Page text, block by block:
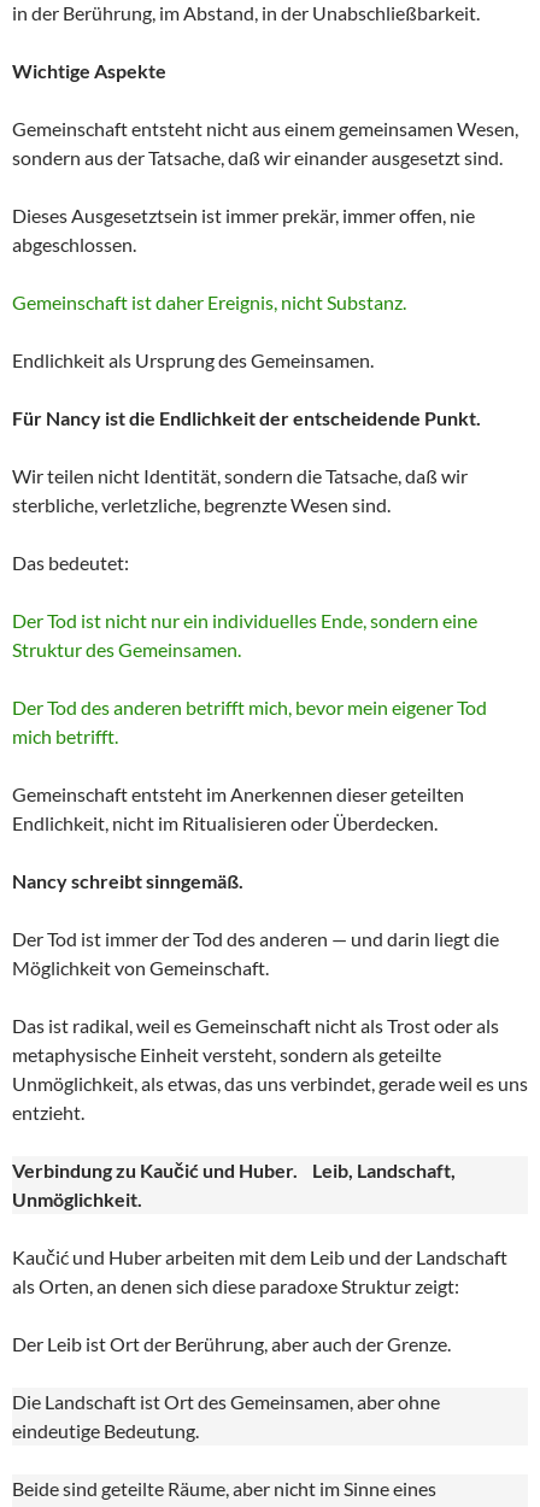
in der Berührung, im Abstand, in der Unabschließbarkeit.
Wichtige Aspekte
Gemeinschaft entsteht nicht aus einem gemeinsamen Wesen,
sondern aus der Tatsache, daß wir einander ausgesetzt sind.
Dieses Ausgesetztsein ist immer prekär, immer offen, nie
abgeschlossen.
Gemeinschaft ist daher Ereignis, nicht Substanz.
Endlichkeit als Ursprung des Gemeinsamen.
Für Nancy ist die Endlichkeit der entscheidende Punkt.
Wir teilen nicht Identität, sondern die Tatsache, daß wir
sterbliche, verletzliche, begrenzte Wesen sind.
Das bedeutet:
Der Tod ist nicht nur ein individuelles Ende, sondern eine
Struktur des Gemeinsamen.
Der Tod des anderen betrifft mich, bevor mein eigener Tod
mich betrifft.
Gemeinschaft entsteht im Anerkennen dieser geteilten
Endlichkeit, nicht im Ritualisieren oder Überdecken.
Nancy schreibt sinngemäß.
Der Tod ist immer der Tod des anderen — und darin liegt die
Möglichkeit von Gemeinschaft.
Das ist radikal, weil es Gemeinschaft nicht als Trost oder als
metaphysische Einheit versteht, sondern als geteilte
Unmöglichkeit, als etwas, das uns verbindet, gerade weil es uns
entzieht.
Verbindung zu Kaučić und Huber. Leib, Landschaft,
Unmöglichkeit.
Kaučić und Huber arbeiten mit dem Leib und der Landschaft
als Orten, an denen sich diese paradoxe Struktur zeigt:
Der Leib ist Ort der Berührung, aber auch der Grenze.
Die Landschaft ist Ort des Gemeinsamen, aber ohne
eindeutige Bedeutung.
Beide sind geteilte Räume, aber nicht im Sinne eines